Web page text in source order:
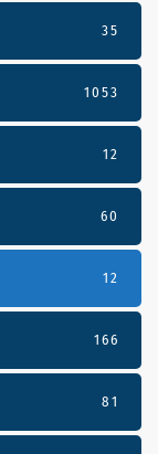
35
1053
12
60
12
166
81